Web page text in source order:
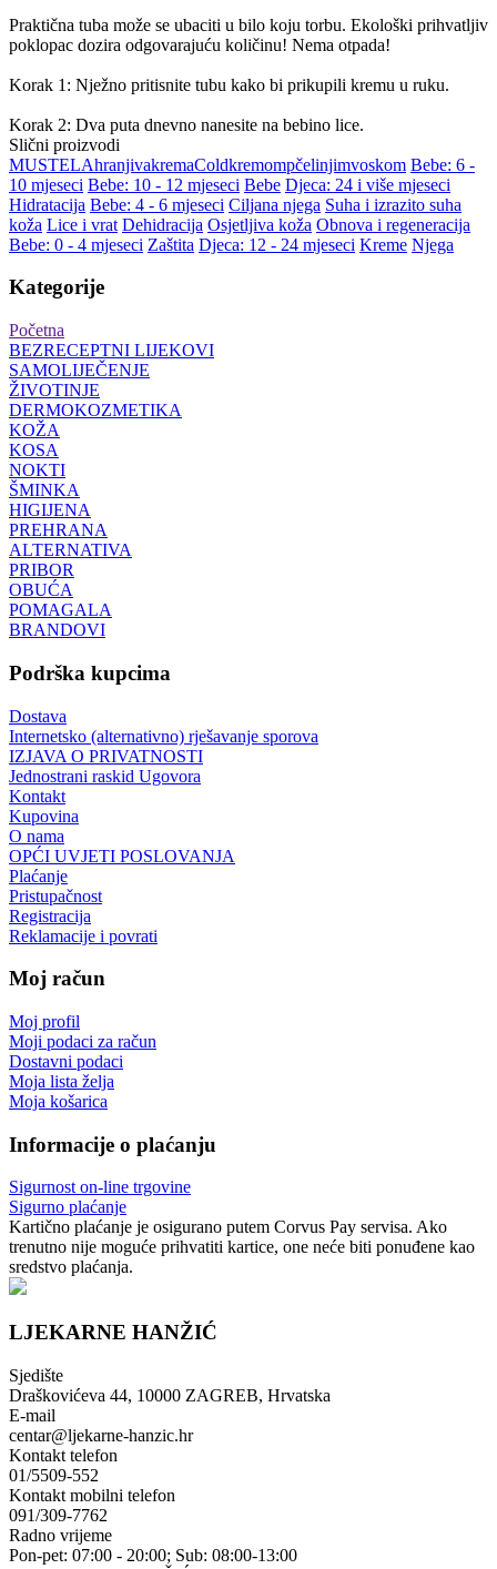
Praktična tuba može se ubaciti u bilo koju torbu. Ekološki prihvatljiv
poklopac dozira odgovarajuću količinu! Nema otpada!
Korak 1: Nježno pritisnite tubu kako bi prikupili kremu u ruku.
Korak 2: Dva puta dnevno nanesite na bebino lice.
Slični proizvodi
MUSTELAhranjivakremaColdkremompčelinjimvoskom Bebe: 6 -
10 mjeseci Bebe: 10 - 12 mjeseci Bebe Djeca: 24 i više mjeseci
Hidratacija Bebe: 4 - 6 mjeseci Ciljana njega Suha i izrazito suha
koža Lice i vrat Dehidracija Osjetljiva koža Obnova i regeneracija
Bebe: 0 - 4 mjeseci Zaštita Djeca: 12 - 24 mjeseci Kreme Njega
Kategorije
Početna
BEZRECEPTNI LIJEKOVI
SAMOLIJEČENJE
ŽIVOTINJE
DERMOKOZMETIKA
KOŽA
KOSA
NOKTI
ŠMINKA
HIGIJENA
PREHRANA
ALTERNATIVA
PRIBOR
OBUĆA
POMAGALA
BRANDOVI
Podrška kupcima
Dostava
Internetsko (alternativno) rješavanje sporova
IZJAVA O PRIVATNOSTI
Jednostrani raskid Ugovora
Kontakt
Kupovina
O nama
OPĆI UVJETI POSLOVANJA
Plaćanje
Pristupačnost
Registracija
Reklamacije i povrati
Moj račun
Moj profil
Moji podaci za račun
Dostavni podaci
Moja lista želja
Moja košarica
Informacije o plaćanju
Sigurnost on-line trgovine
Sigurno plaćanje
Kartično plaćanje je osigurano putem Corvus Pay servisa. Ako
trenutno nije moguće prihvatiti kartice, one neće biti ponuđene kao
sredstvo plaćanja.
LJEKARNE HANŽIĆ
Sjedište
Draškovićeva 44, 10000 ZAGREB, Hrvatska
E-mail
centar@ljekarne-hanzic.hr
Kontakt telefon
01/5509-552
Kontakt mobilni telefon
091/309-7762
Radno vrijeme
Pon-pet: 07:00 - 20:00; Sub: 08:00-13:00